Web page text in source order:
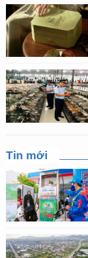
Tin mới